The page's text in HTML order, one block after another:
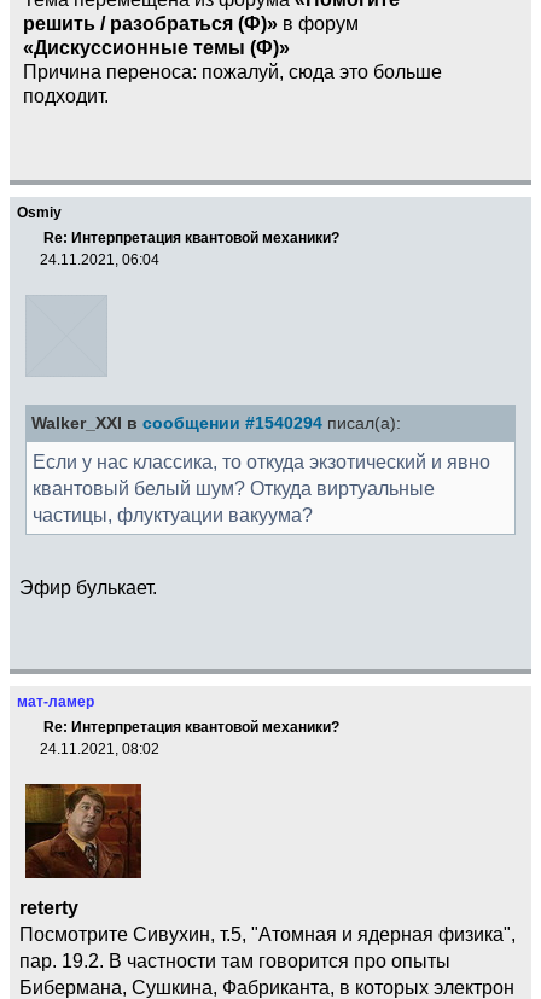
решить / разобраться (Ф)» в форум
«Дискуссионные темы (Ф)»
Причина переноса: пожалуй, сюда это больше
подходит.
Osmiy
Re: Интерпретация квантовой механики?
24.11.2021, 06:04
Walker_XXI в сообщении #1540294 писал(а):
Если у нас классика, то откуда экзотический и явно
квантовый белый шум? Откуда виртуальные
частицы, флуктуации вакуума?
Эфир булькает.
мат-ламер
Re: Интерпретация квантовой механики?
24.11.2021, 08:02
reterty
Посмотрите Сивухин, т.5, "Атомная и ядерная физика",
пар. 19.2. В частности там говорится про опыты
Бибермана, Сушкина, Фабриканта, в которых электрон